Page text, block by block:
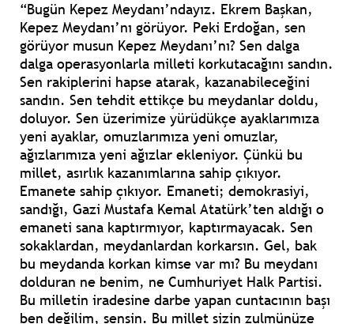
“Bugün Kepez Meydanı’ndayız. Ekrem Başkan,
Kepez Meydanı’nı görüyor. Peki Erdoğan, sen
görüyor musun Kepez Meydanı’nı? Sen dalga
dalga operasyonlarla milleti korkutacağını sandın.
Sen rakiplerini hapse atarak, kazanabileceğini
sandın. Sen tehdit ettikçe bu meydanlar doldu,
doluyor. Sen üzerimize yürüdükçe ayaklarımıza
yeni ayaklar, omuzlarımıza yeni omuzlar,
ağızlarımıza yeni ağızlar ekleniyor. Çünkü bu
millet, asırlık kazanımlarına sahip çıkıyor.
Emanete sahip çıkıyor. Emaneti; demokrasiyi,
sandığı, Gazi Mustafa Kemal Atatürk’ten aldığı o
emaneti sana kaptırmıyor, kaptırmayacak. Sen
sokaklardan, meydanlardan korkarsın. Gel, bak
bu meydanda korkan kimse var mı? Bu meydanı
dolduran ne benim, ne Cumhuriyet Halk Partisi.
Bu milletin iradesine darbe yapan cuntacının başı
ben değilim, sensin. Bu millet sizin zulmünüze